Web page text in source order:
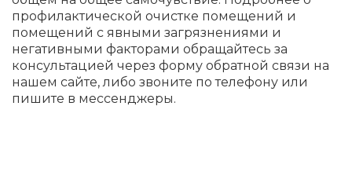
профилактической очистке помещений и
помещений с явными загрязнениями и
негативными факторами обращайтесь за
консультацией через форму обратной связи на
нашем сайте, либо звоните по телефону или
пишите в мессенджеры.